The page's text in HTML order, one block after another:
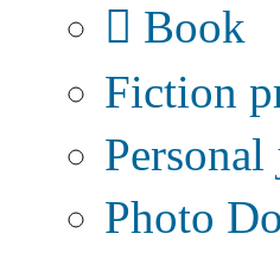
Book
Fiction
Photo